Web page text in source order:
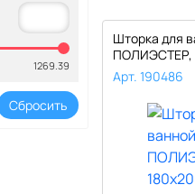
1269.39
Шторка для
ПОЛИЭСТЕР,
кольца в
Арт. 190486